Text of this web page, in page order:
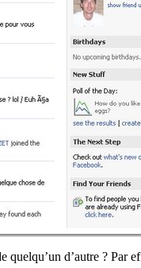
quelqu’un d’autre ? Par